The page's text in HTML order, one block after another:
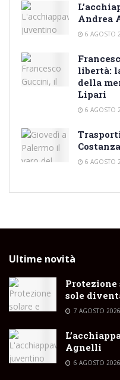
Andrea
6 AGOSTO
libertà:
della
Lipari
6 AGOSTO
6 AGOSTO
Ultime novità
Protezione
sole
7 AGOSTO 2026
Agnelli
6 AGOSTO 2026